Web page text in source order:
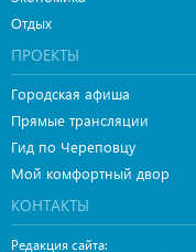
Отдых
ПРОЕКТЫ
Городская афиша
Прямые трансляции
Гид по Череповцу
Мой комфортный двор
КОНТАКТЫ
Редакция сайта: